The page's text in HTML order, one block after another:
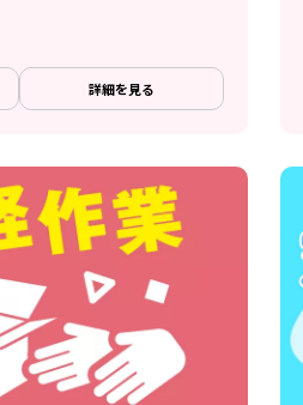
詳細を見る